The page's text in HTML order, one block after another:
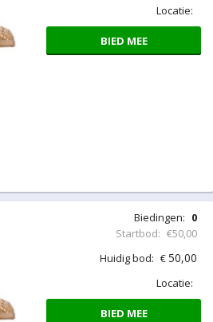
Locatie:
BIED MEE
Biedingen: 0
Startbod: €50,00
Huidig bod: €50,00
Locatie:
BIED MEE